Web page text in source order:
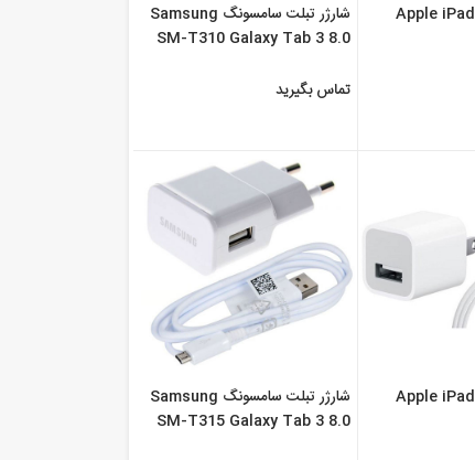
قیمت شارژر آیپد Apple iPad
شارژر تبلت سامسونگ Samsung
SM-T310 Galaxy Tab 3 8.0
تماس بگیرید
قیمت شارژر آیپد Apple iPad
شارژر تبلت سامسونگ Samsung
SM-T315 Galaxy Tab 3 8.0